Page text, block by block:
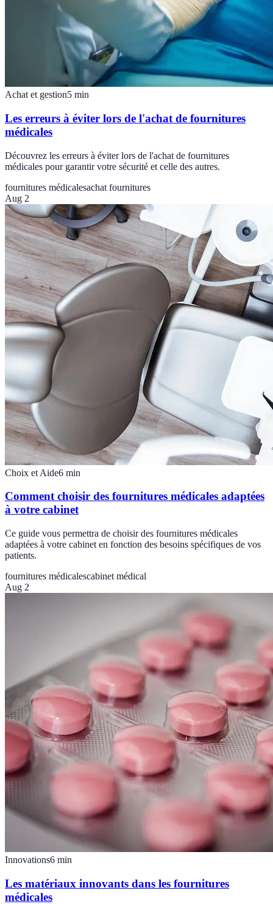
Achat et gestion5 min
Les erreurs à éviter lors de l'achat de fournitures
médicales
Découvrez les erreurs à éviter lors de l'achat de fournitures
médicales pour garantir votre sécurité et celle des autres.
fournitures médicalesachat fournitures
Aug 2
Choix et Aide6 min
Comment choisir des fournitures médicales adaptées
à votre cabinet
Ce guide vous permettra de choisir des fournitures médicales
adaptées à votre cabinet en fonction des besoins spécifiques de vos
patients.
fournitures médicalescabinet médical
Aug 2
Innovations6 min
Les matériaux innovants dans les fournitures
médicales